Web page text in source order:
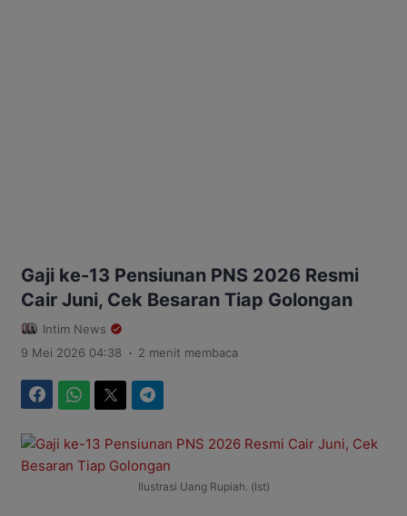
Gaji ke-13 Pensiunan PNS 2026 Resmi
Cair Juni, Cek Besaran Tiap Golongan
Intim News
9 Mei 2026 04:38 . 2 menit membaca
Ilustrasi Uang Rupiah. (Ist)